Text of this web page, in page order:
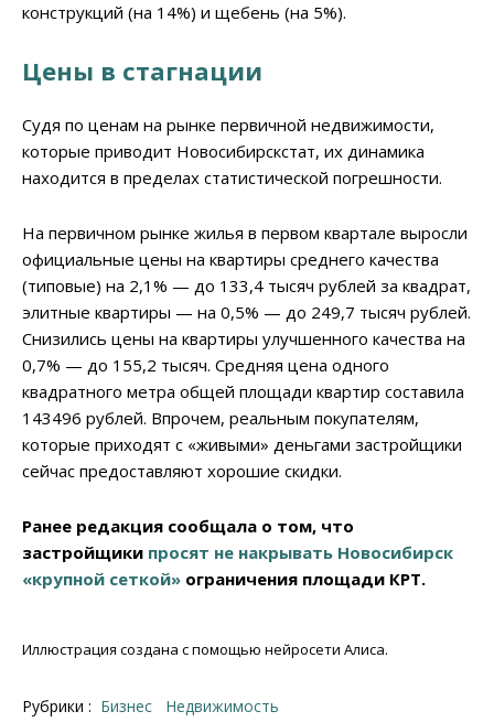
конструкций (на 14%) и щебень (на 5%).
Цены в стагнации
Судя по ценам на рынке первичной недвижимости,
которые приводит Новосибирскстат, их динамика
находится в пределах статистической погрешности.
На первичном рынке жилья в первом квартале выросли
официальные цены на квартиры среднего качества
(типовые) на 2,1% — до 133,4 тысяч рублей за квадрат,
элитные квартиры — на 0,5% — до 249,7 тысяч рублей.
Снизились цены на квартиры улучшенного качества на
0,7% — до 155,2 тысяч. Средняя цена одного
квадратного метра общей площади квартир составила
143496 рублей. Впрочем, реальным покупателям,
которые приходят с «живыми» деньгами застройщики
сейчас предоставляют хорошие скидки.
Ранее редакция сообщала о том, что
застройщики просят не накрывать Новосибирск
«крупной сеткой» ограничения площади КРТ.
Иллюстрация создана с помощью нейросети Алиса.
Рубрики : Бизнес Недвижимость